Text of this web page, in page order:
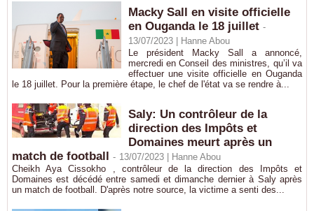
Macky Sall en visite officielle
en Ouganda le 18 juillet -
13/07/2023 |
Hanne Abou
Le président Macky Sall a annoncé,
mercredi en Conseil des ministres, qu’il va
effectuer une visite officielle en Ouganda
le 18 juillet. Pour la première étape, le chef de l'état va se rendre à...
Saly: Un contrôleur de la
direction des Impôts et
Domaines meurt après un
match de football - 13/07/2023 |
Hanne Abou
Cheikh Aya Cissokho , contrôleur de la direction des Impôts et
Domaines est décédé entre samedi et dimanche dernier à Saly après
un match de football. D'après notre source, la victime a senti des...